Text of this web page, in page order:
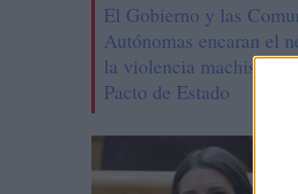
El Gobierno y las
Autónomas encaran el
la violencia machista
Pacto de Estado